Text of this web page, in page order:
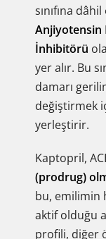
sınıfına
Anjiyotensin
İnhibitörü
yer alır. Bu
damarı
değiştirmek
yerleştirir.
Kaptopril,
(prodrug)
bu, emilimin
aktif olduğu
profili, diğer